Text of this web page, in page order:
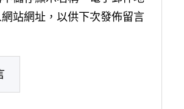
站網址，以供下次發佈留言